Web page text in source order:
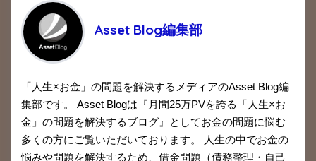
Asset Blog編集部
「人生×お金」の問題を解決するメディアのAsset Blog編
集部です。 Asset Blogは『月間25万PVを誇る「人生×お
金」の問題を解決するブログ』としてお金の問題に悩む
多くの方にご覧いただいております。 人生の中でお金の
悩みや問題を解決するため、借金問題（債務整理・自己